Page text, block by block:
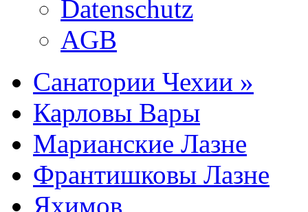
Datenschutz
AGB
Санатории Чехии »
Карловы Вары
Марианские Лазне
Франтишковы Лазне
Яхимов